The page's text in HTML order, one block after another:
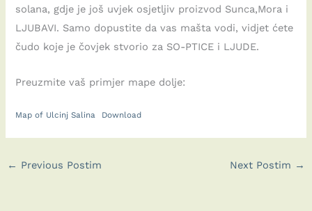
solana, gdje je još uvjek osjetljiv proizvod Sunca,Mora i
LJUBAVI. Samo dopustite da vas mašta vodi, vidjet ćete
čudo koje je čovjek stvorio za SO-PTICE i LJUDE.
Preuzmite vaš primjer mape dolje:
Map of Ulcinj Salina Download
← Previous Postim Next Postim →